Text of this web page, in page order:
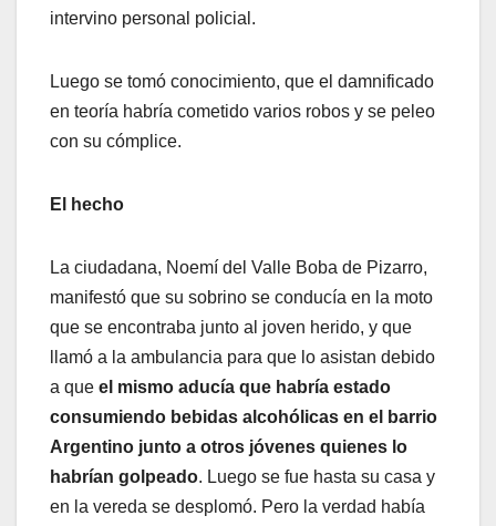
intervino personal policial.
Luego se tomó conocimiento, que el damnificado
en teoría habría cometido varios robos y se peleo
con su cómplice.
El hecho
La ciudadana, Noemí del Valle Boba de Pizarro,
manifestó que su sobrino se conducía en la moto
que se encontraba junto al joven herido, y que
llamó a la ambulancia para que lo asistan debido
a que el mismo aducía que habría estado
consumiendo bebidas alcohólicas en el barrio
Argentino junto a otros jóvenes quienes lo
habrían golpeado. Luego se fue hasta su casa y
en la vereda se desplomó. Pero la verdad había